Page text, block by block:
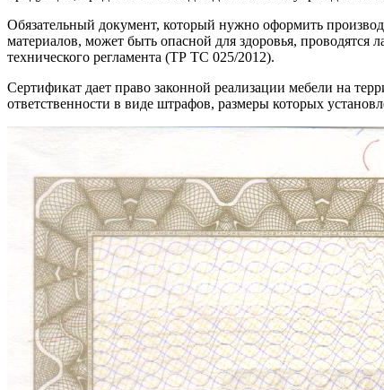
Обязательный документ, который нужно оформить
материалов, может быть опасной для здоровья,
технического регламента (ТР ТС 025/2012).
Сертификат дает право законной реализации мебели на
ответственности в виде штрафов, размеры которых